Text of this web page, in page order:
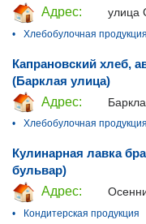
Адрес:
улица
•
Хлебобулочная продукция
Капрановский хлеб,
(Барклая улица)
Адрес:
•
Хлебобулочная продукция
Кулинарная лавка
бульвар)
Адрес:
•
Кондитерская продукция